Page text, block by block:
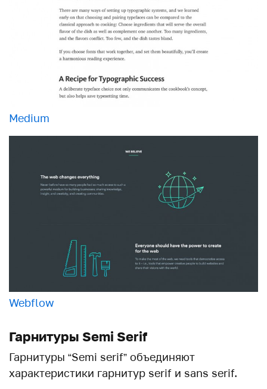
Medium
Webflow
Гарнитуры Semi Serif
Гарнитуры “Semi serif” объединяют
характеристики гарнитур serif и sans serif.